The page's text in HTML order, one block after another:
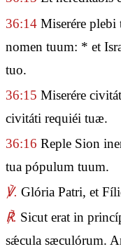
36:14 Miserére plebi
nomen tuum: * et
tuo.
36:15 Miserére
civitáti requiéi tuæ.
36:16 Reple Sion
tua pópulum tuum.
℣. Glória Patri, et
℟. Sicut erat in
sǽcula sæculórum.